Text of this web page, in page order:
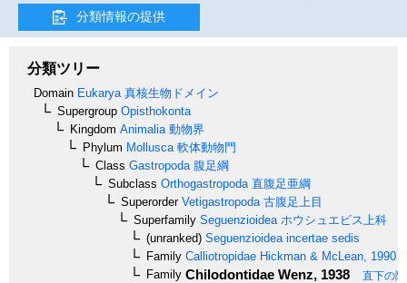
分類情報の提供
分類ツリー
Domain Eukarya 真核生物ドメイン
Supergroup Opisthokonta
Kingdom Animalia 動物界
Phylum Mollusca 軟体動物門
Class Gastropoda 腹足綱
Subclass Orthogastropoda 直腹足亜綱
SuperorderVetigastropoda 古腹足上目
Superfamily Seguenzioidea ホウシュエビス上科
(unranked) Seguenzioidea incertae sedis
Family Calliotropidae Hickman & McLean, 1990
Family Chilodontidae Wenz, 1938 直下の